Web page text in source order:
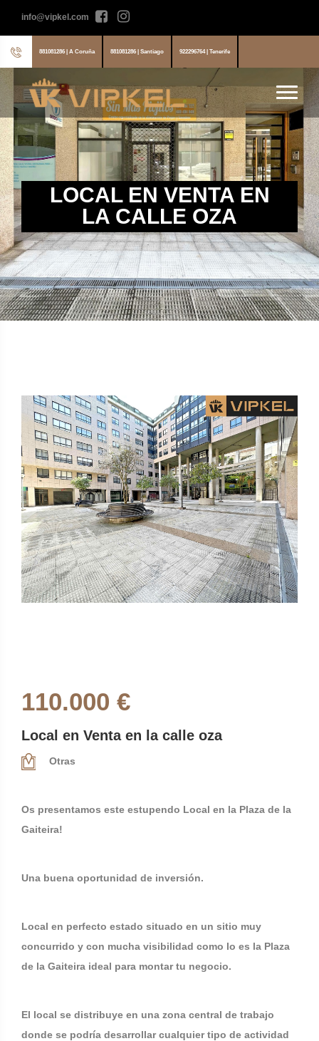
info@vipkel.com
881081286 | A Coruña 881081286 | Santiago 922296764 | Tenerife
LOCAL EN VENTA EN
LA CALLE OZA
110.000 €
Local en Venta en la calle oza
Otras
Os presentamos este estupendo Local en la Plaza de la
Gaiteira!
Una buena oportunidad de inversión.
Local en perfecto estado situado en un sitio muy
concurrido y con mucha visibilidad como lo es la Plaza
de la Gaiteira ideal para montar tu negocio.
El local se distribuye en una zona central de trabajo
donde se podría desarrollar cualquier tipo de actividad